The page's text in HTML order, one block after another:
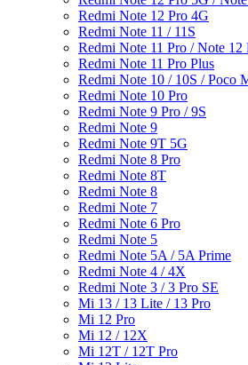
Redmi Note 12 Pro 4G
Redmi Note 11 / 11S
Redmi Note 11 Pro / Note 12
Redmi Note 11 Pro Plus
Redmi Note 10 / 10S / Poco
Redmi Note 10 Pro
Redmi Note 9 Pro / 9S
Redmi Note 9
Redmi Note 9T 5G
Redmi Note 8 Pro
Redmi Note 8T
Redmi Note 8
Redmi Note 7
Redmi Note 6 Pro
Redmi Note 5
Redmi Note 5A / 5A Prime
Redmi Note 4 / 4X
Redmi Note 3 / 3 Pro SE
Mi 13 / 13 Lite / 13 Pro
Mi 12 Pro
Mi 12 / 12X
Mi 12T / 12T Pro